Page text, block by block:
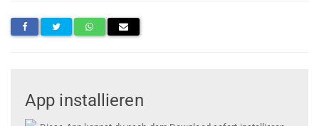
App installieren